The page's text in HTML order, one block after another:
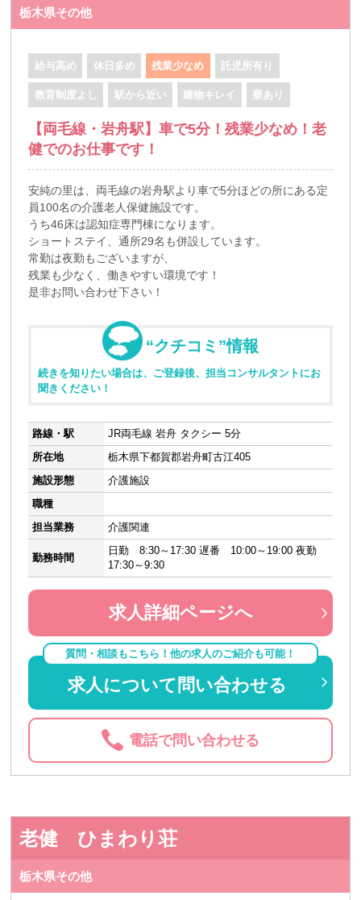
栃木県その他
給与高め 休日多め 残業少なめ 託児所有り
教育制度よし 駅から近い 建物キレイ 寮あり
【両毛線・岩舟駅】車で5分！残業少なめ！老
健でのお仕事です！
安純の里は、両毛線の岩舟駅より車で5分ほどの所にある定
員100名の介護老人保健施設です。
うち46床は認知症専門棟になります。
ショートステイ、通所29名も併設しています。
常勤は夜勤もございますが、
残業も少なく、働きやすい環境です！
是非お問い合わせ下さい！
“クチコミ”情報
続きを知りたい場合は、ご登録後、担当コンサルタントにお
聞きください！
路線・駅
JR両毛線 岩舟 タクシー 5分
所在地
栃木県下都賀郡岩舟町古江405
施設形態
介護施設
職種
担当業務
介護関連
勤務時間
日勤 8:30～17:30 遅番 10:00～19:00 夜勤
17:30～9:30
求人詳細ページへ
質問・相談もこちら！他の求人のご紹介も可能！
求人について問い合わせる
電話で問い合わせる
老健 ひまわり荘
栃木県その他